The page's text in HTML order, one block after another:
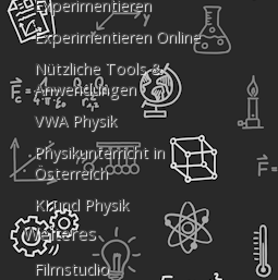
Experimentieren
Experimentieren Online
Nützliche Tools &
Anwendungen
VWA Physik
Physikunterricht in
Österreich
KI und Physik
Weiteres
Filmstudio